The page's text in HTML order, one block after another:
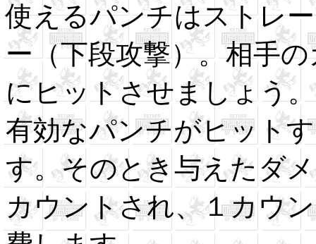
使えるパンチはストレ
ー（下段攻撃）。相手
にヒットさせましょう。
有効なパンチがヒット
す。そのとき与えたダ
カウントされ、１カウ